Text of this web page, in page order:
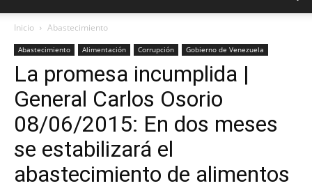
Claras
Digital
Inicio Abastecimiento
Abastecimiento Alimentación Corrupción Gobierno de Venezuela
La promesa incumplida |
General Carlos Osorio
08/06/2015: En dos meses
se estabilizará el
abastecimiento de alimentos